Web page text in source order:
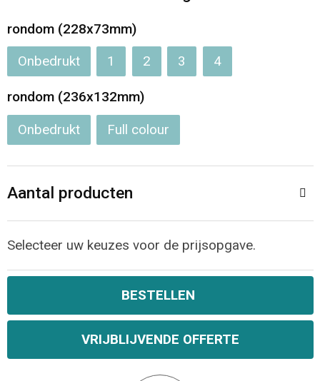
rondom (228x73mm)
Onbedrukt 1 2 3 4
rondom (236x132mm)
Onbedrukt Full colour
Aantal producten
Selecteer uw keuzes voor de prijsopgave.
BESTELLEN
VRIJBLIJVENDE OFFERTE